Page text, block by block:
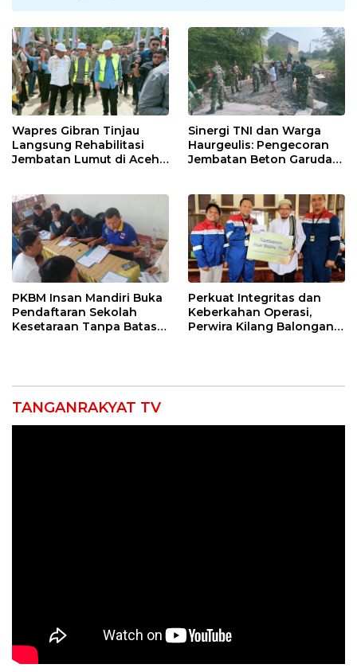
Wapres Gibran Tinjau
Langsung Rehabilitasi
Jembatan Lumut di Aceh
Sinergi TNI dan Warga
Haurgeulis: Pengecoran
Jembatan Beton Garuda
PKBM Insan Mandiri Buka
Pendaftaran Sekolah
Kesetaraan Tanpa Batas
Perkuat Integritas dan
Keberkahan Operasi,
Perwira Kilang Balongan
TANGANRAKYAT TV